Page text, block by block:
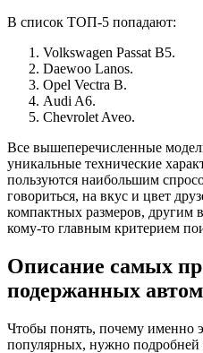
В список ТОП-5 попадают:
Volkswagen Passat B5.
Daewoo Lanos.
Opel Vectra B.
Audi A6.
Chevrolet Aveo.
Все вышеперечисленные
уникальные технические
пользуются наибольшим
говориться, на вкус и цвет
компактных размеров, другим
кому-то главным критерием
Описание самых
подержанных
Чтобы понять, почему именно
популярных, нужно подробней